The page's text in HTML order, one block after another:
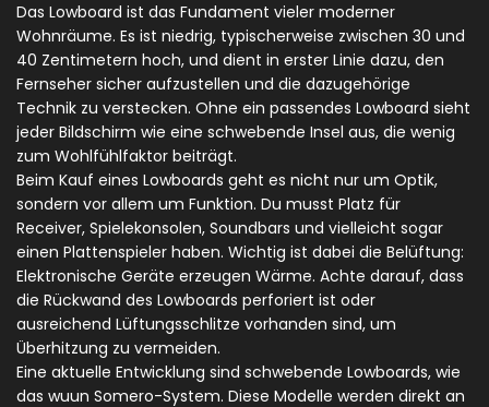
Das Lowboard ist das Fundament vieler moderner
Wohnräume. Es ist niedrig, typischerweise zwischen 30 und
40 Zentimetern hoch, und dient in erster Linie dazu, den
Fernseher sicher aufzustellen und die dazugehörige
Technik zu verstecken. Ohne ein passendes Lowboard sieht
jeder Bildschirm wie eine schwebende Insel aus, die wenig
zum Wohlfühlfaktor beiträgt.
Beim Kauf eines Lowboards geht es nicht nur um Optik,
sondern vor allem um Funktion. Du musst Platz für
Receiver, Spielekonsolen, Soundbars und vielleicht sogar
einen Plattenspieler haben. Wichtig ist dabei die Belüftung:
Elektronische Geräte erzeugen Wärme. Achte darauf, dass
die Rückwand des Lowboards perforiert ist oder
ausreichend Lüftungsschlitze vorhanden sind, um
Überhitzung zu vermeiden.
Eine aktuelle Entwicklung sind schwebende Lowboards, wie
das wuun Somero-System. Diese Modelle werden direkt an